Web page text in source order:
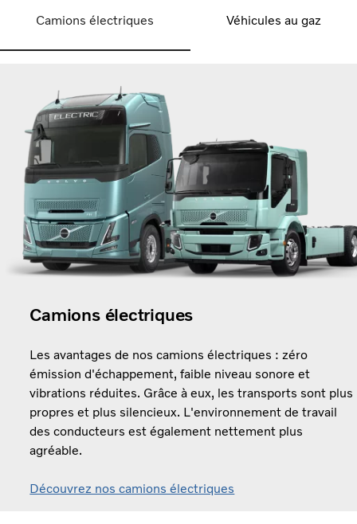
Camions électriques Véhicules au gaz
Camions électriques
Les avantages de nos camions électriques : zéro
émission d'échappement, faible niveau sonore et
vibrations réduites. Grâce à eux, les transports sont plus
propres et plus silencieux. L'environnement de travail
des conducteurs est également nettement plus
agréable.
Découvrez nos camions électriques